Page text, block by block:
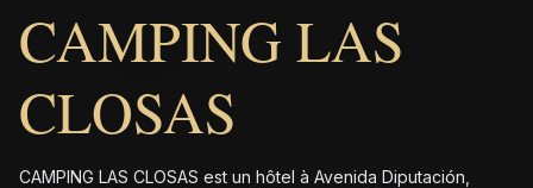
CAMPING LAS
CLOSAS
CAMPING LAS CLOSAS est un hôtel à Avenida Diputación,